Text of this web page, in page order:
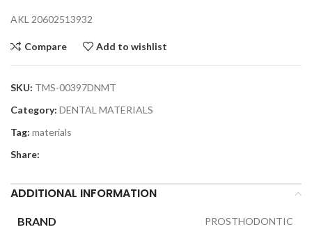
AKL 20602513932
Compare Add to wishlist
SKU: TMS-00397DNMT
Category: DENTAL MATERIALS
Tag: materials
Share:
ADDITIONAL INFORMATION
BRAND PROSTHODONTIC